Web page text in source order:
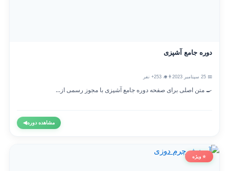
دوره جامع آشپزی
👨‍🎓 253+ نفر
🍳 متن اصلی برای صفحه دوره جامع آشپزی با مجوز رسمی از...
مشاهده دوره◀
⭐ ویژه